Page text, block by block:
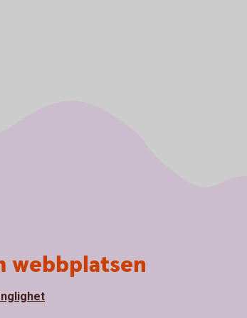
webbplatsen